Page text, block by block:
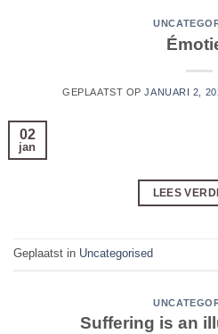
GEPLAATST OPJANUARI 2,
02
jan
LEES
Geplaatst in Uncategorised
Suffering is an